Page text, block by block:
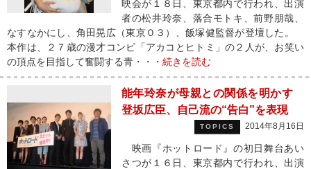
映会が１８日、東京都内で行われ、出演
者の松井玲奈、落合モトキ、前野朋哉、
なすなかにし、角田晃広（東京０３）、飯塚健監督が登壇した。
本作は、２７歳の漫才コンビ「アカコとヒトミ」の２人が、お笑い
の頂点を目指して奮闘する青・・・ 続きを読む
能年玲奈が母親との関係を明かす
登坂広臣、自己流の“告白”を表現
TOPICS 2014年8月16日
映画『ホットロード』の初日舞台あい
さつが１６日、東京都内で行われ、出演